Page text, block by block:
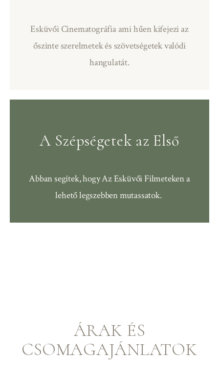
Esküvői Cinematográfia ami hűen kifejezi az
őszinte szerelmetek és szövetségetek valódi
hangulatát.
A Szépségetek az Első
Abban segítek, hogyAz Esküvői Filmeteken a
lehető legszebben mutassatok.
ÁRAK ÉS
CSOMAGAJÁNLATOK